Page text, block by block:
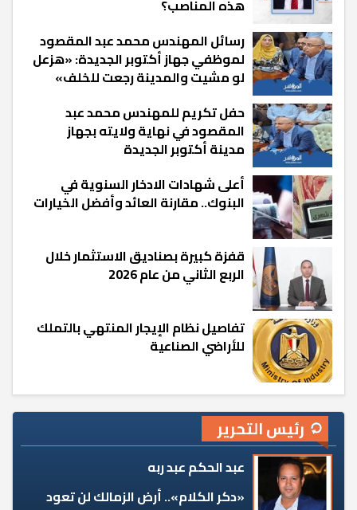
هذه المناصب؟
رسائل المهندس محمد عبد المقصود
لموظفي جهاز أكتوبر الجديدة: «هزعل
لو مشيت والمدينة رجعت للخلف»
حفل تكريم للمهندس محمد عبد
المقصود في نهاية ولايته بجهاز
مدينة أكتوبر الجديدة
أعلى شهادات الادخار السنوية في
البنوك.. مقارنة العائد وأفضل الخيارات
قفزة كبيرة بصناديق الاستثمار خلال
الربع الثاني من عام 2026
تفاصيل نظام الإيجار المنتهي بالتملك
للأراضي الصناعية
رئيس التحرير
عبد الحكم عبد ربه
«دكر الكلام».. أرض الزمالك لن تعود